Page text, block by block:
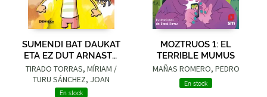
SUMENDI BAT DAUKAT
ETA EZ DUT ARNASTU
NAHI
TIRADO TORRAS, MÍRIAM /
TURU SÁNCHEZ, JOAN
En stock
MOZTRUOS 1: EL
TERRIBLE MUMUS
MAÑAS ROMERO, PEDRO
En stock